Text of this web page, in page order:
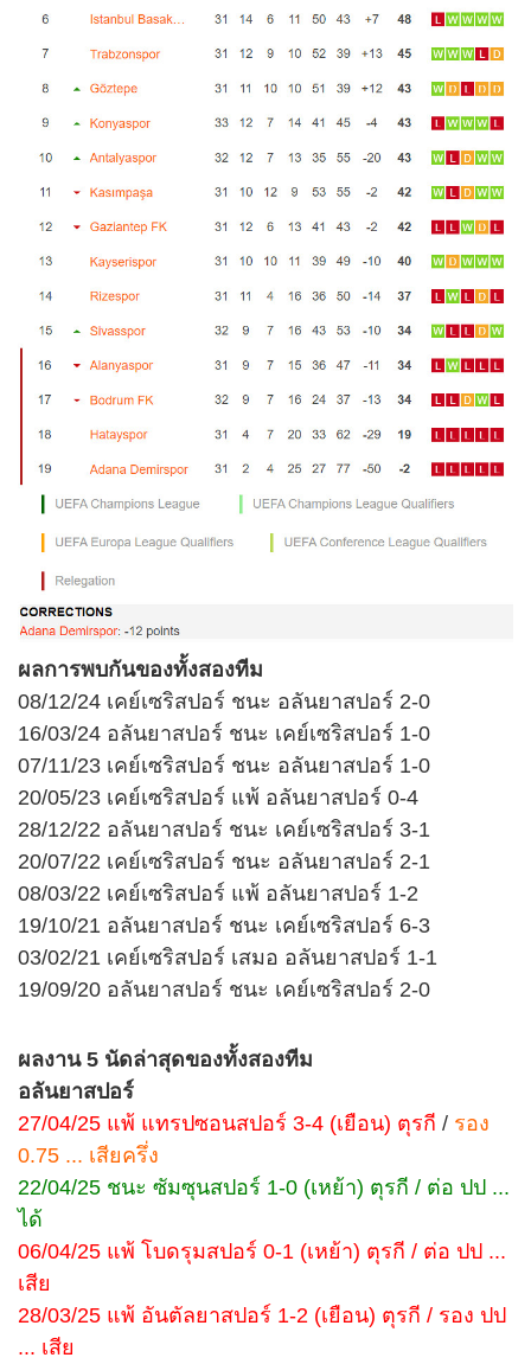
ผลการพบกันของทั้งสองทีม
08/12/24 เคย์เซริสปอร์ ชนะ อลันยาสปอร์ 2-0
16/03/24 อลันยาสปอร์ ชนะ เคย์เซริสปอร์ 1-0
07/11/23 เคย์เซริสปอร์ ชนะ อลันยาสปอร์ 1-0
20/05/23 เคย์เซริสปอร์ แพ้ อลันยาสปอร์ 0-4
28/12/22 อลันยาสปอร์ ชนะ เคย์เซริสปอร์ 3-1
20/07/22 เคย์เซริสปอร์ ชนะ อลันยาสปอร์ 2-1
08/03/22 เคย์เซริสปอร์ แพ้ อลันยาสปอร์ 1-2
19/10/21 อลันยาสปอร์ ชนะ เคย์เซริสปอร์ 6-3
03/02/21 เคย์เซริสปอร์ เสมอ อลันยาสปอร์ 1-1
19/09/20 อลันยาสปอร์ ชนะ เคย์เซริสปอร์ 2-0
ผลงาน 5 นัดล่าสุดของทั้งสองทีม
อลันยาสปอร์
27/04/25 แพ้ แทรปซอนสปอร์ 3-4 (เยือน) ตุรกี / รอง
0.75 ... เสียครึ่ง
22/04/25 ชนะ ซัมซุนสปอร์ 1-0 (เหย้า) ตุรกี / ต่อ ปป ...
ได้
06/04/25 แพ้ โบดรุมสปอร์ 0-1 (เหย้า) ตุรกี / ต่อ ปป ...
เสีย
28/03/25 แพ้ อันตัลยาสปอร์ 1-2 (เยือน) ตุรกี / รอง ปป
... เสีย